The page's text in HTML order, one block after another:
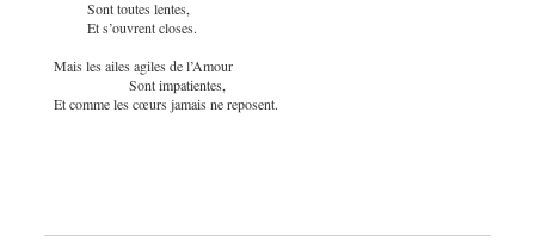
Sont toutes lentes,
Et s’ouvrent closes.
Mais les ailes agiles de l’Amour
Sont impatientes,
Et comme les cœurs jamais ne reposent.